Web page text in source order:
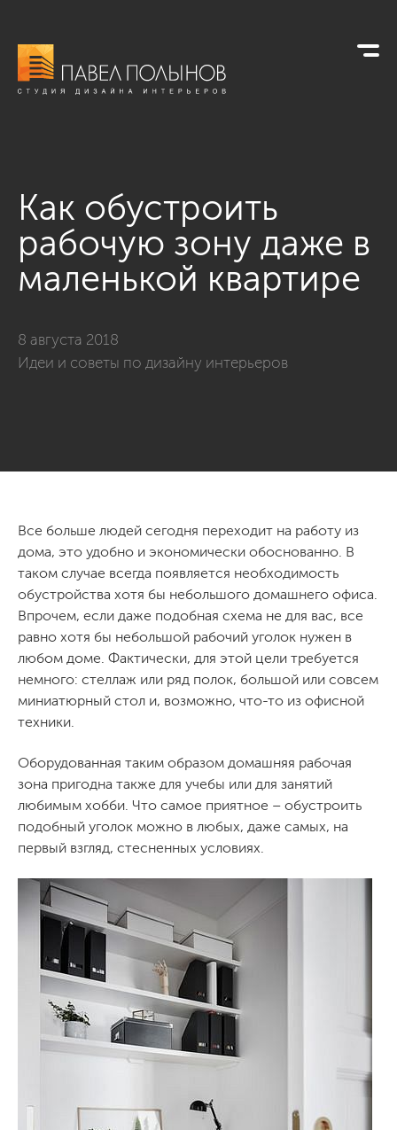
Как обустроить
рабочую зону даже в
маленькой квартире
8 августа 2018
Идеи и советы по дизайну интерьеров
Все больше людей сегодня переходит на работу из
дома, это удобно и экономически обоснованно. В
таком случае всегда появляется необходимость
обустройства хотя бы небольшого домашнего офиса.
Впрочем, если даже подобная схема не для вас, все
равно хотя бы небольшой рабочий уголок нужен в
любом доме. Фактически, для этой цели требуется
немного: стеллаж или ряд полок, большой или совсем
миниатюрный стол и, возможно, что-то из офисной
техники.
Оборудованная таким образом домашняя рабочая
зона пригодна также для учебы или для занятий
любимым хобби. Что самое приятное – обустроить
подобный уголок можно в любых, даже самых, на
первый взгляд, стесненных условиях.